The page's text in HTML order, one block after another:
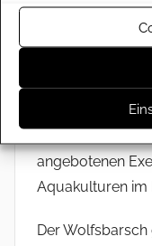
Dicentrarchus
von Südisland,
den britischen
außerdem die
Küsten der
angebotenen
Aquakulturen im
Der